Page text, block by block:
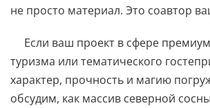
не просто материал. Это соавтор
Если ваш проект в сфере
туризма или тематического
характер, прочность и магию
обсудим, как массив северной